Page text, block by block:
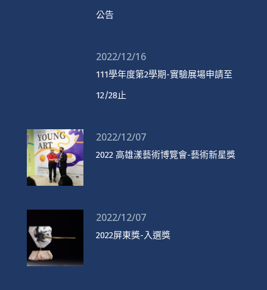
公告
2022/12/16
111學年度第2學期-實驗展場申請至
12/28止
2022/12/07
2022 高雄漾藝術博覽會-藝術新星獎
2022/12/07
2022屏東獎-入選獎